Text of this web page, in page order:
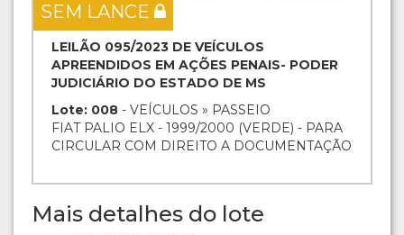
SEM LANCE
LEILÃO 095/2023 DE VEÍCULOS
APREENDIDOS EM AÇÕES PENAIS- PODER
JUDICIÁRIO DO ESTADO DE MS
Lote: 008 - VEÍCULOS » PASSEIO
FIAT PALIO ELX - 1999/2000 (VERDE) - PARA
CIRCULAR COM DIREITO A DOCUMENTAÇÃO
Mais detalhes do lote